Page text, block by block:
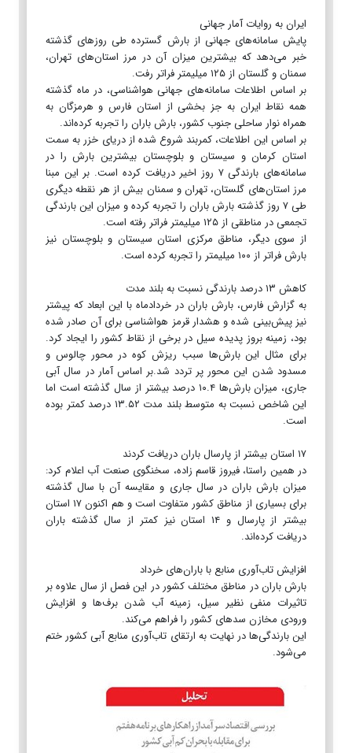
ایران به روایات آمار جهانی
پایش سامانه‌های جهانی از بارش گسترده طی روزهای گذشته
خبر می‌دهد که بیشترین میزان آن در مرز استان‌های تهران،
سمنان و گلستان از ۱۲۵ میلیمتر فراتر رفت.
بر اساس اطلاعات سامانه‌های جهانی هواشناسی، در ماه گذشته
همه نقاط ایران به جز بخشی از استان فارس و هرمزگان به
همراه نوار ساحلی جنوب کشور، بارش باران را تجربه کرده‌اند.
بر اساس این اطلاعات، کمربند شروع شده از دریای خزر به سمت
استان کرمان و سیستان و بلوچستان بیشترین بارش را در
سامانه‌های بارندگی ۷ روز اخیر دریافت کرده است. بر این مبنا
مرز استان‌های گلستان، تهران و سمنان بیش از هر نقطه دیگری
طی ۷ روز گذشته بارش باران را تجربه کرده و میزان این بارندگی
تجمعی در مناطقی از ۱۲۵ میلیمتر فراتر رفته است.
از سوی دیگر، مناطق مرکزی استان سیستان و بلوچستان نیز
بارش فراتر از ۱۰۰ میلیمتر را تجربه کرده است.
کاهش ۱۳ درصد بارندگی نسبت به بلند مدت
به گزارش فارس، بارش باران در خردادماه با این ابعاد که پیشتر
نیز پیش‌بینی شده و هشدار قرمز هواشناسی برای آن صادر شده
بود، زمینه بروز پدیده سیل در برخی از نقاط کشور را ایجاد کرد.
برای مثال این بارش‌ها سبب ریزش کوه در محور چالوس و
مسدود شدن این محور پر تردد شد.بر اساس آمار در سال آبی
جاری، میزان بارش‌ها ۱۰.۴ درصد بیشتر از سال گذشته است اما
این شاخص نسبت به متوسط بلند مدت ۱۳.۵۲ درصد کمتر بوده
است.
۱۷ استان بیشتر از پارسال باران دریافت کردند
در همین راستا، فیروز قاسم زاده، سخنگوی صنعت آب اعلام کرد:
میزان بارش باران در سال جاری و مقایسه آن با سال گذشته
برای بسیاری از مناطق کشور متفاوت است و هم اکنون ۱۷ استان
بیشتر از پارسال و ۱۴ استان نیز کمتر از سال گذشته باران
دریافت کرده‌اند.
افزایش تاب‌آوری منابع با باران‌های خرداد
بارش باران در مناطق مختلف کشور در این فصل از سال علاوه بر
تاثیرات منفی نظیر سیل، زمینه آب شدن برف‌ها و افزایش
ورودی مخازن سدهای کشور را فراهم می‌کند.
این بارندگی‌ها در نهایت به ارتقای تاب‌آوری منابع آبی کشور ختم
می‌شود.